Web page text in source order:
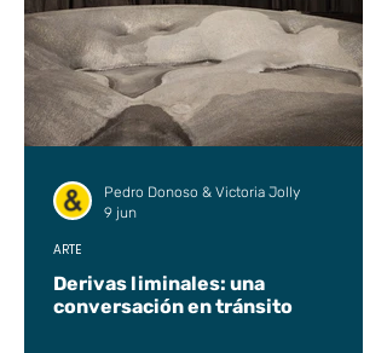
Derivas liminales: una
conversación en tránsito
ARTE
Pedro Donoso & Victoria Jolly
9 jun